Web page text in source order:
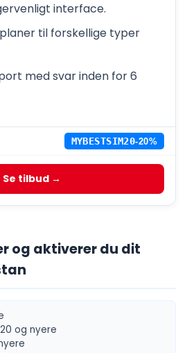
interface.
til forskellige typer
med svar inden for 6
MYBESTSIM20-20%
Se tilbud →
og aktiverer du dit
og nyere